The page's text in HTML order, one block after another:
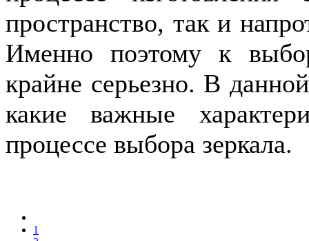
пространство, так и
Именно поэтому к
крайне серьезно. В
какие важные
процессе выбора зеркала.
1